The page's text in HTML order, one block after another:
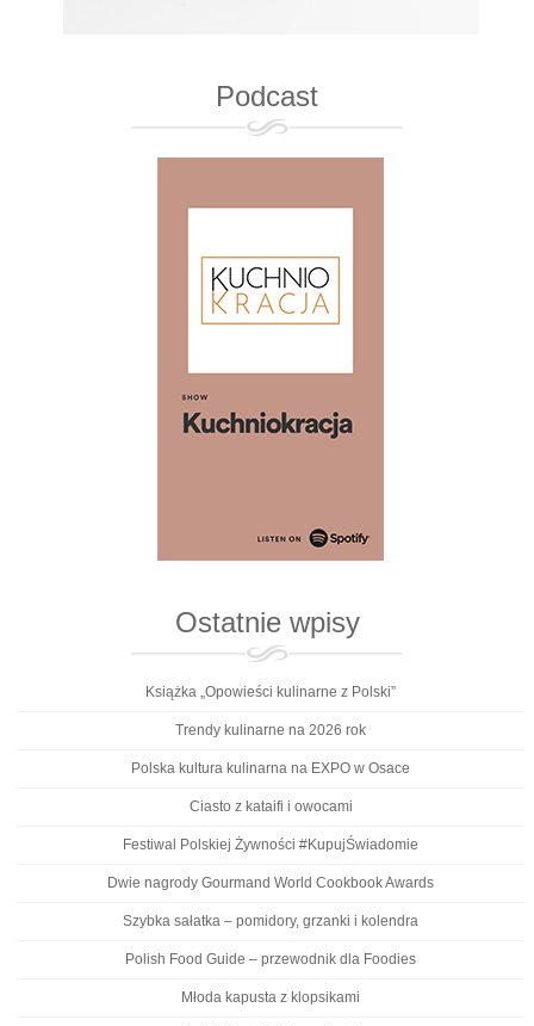
Podcast
Ostatnie wpisy
Książka „Opowieści kulinarne z Polski”
Trendy kulinarne na 2026 rok
Polska kultura kulinarna na EXPO w Osace
Ciasto z kataifi i owocami
Festiwal Polskiej Żywności #KupujŚwiadomie
Dwie nagrody Gourmand World Cookbook Awards
Szybka sałatka – pomidory, grzanki i kolendra
Polish Food Guide – przewodnik dla Foodies
Młoda kapusta z klopsikami